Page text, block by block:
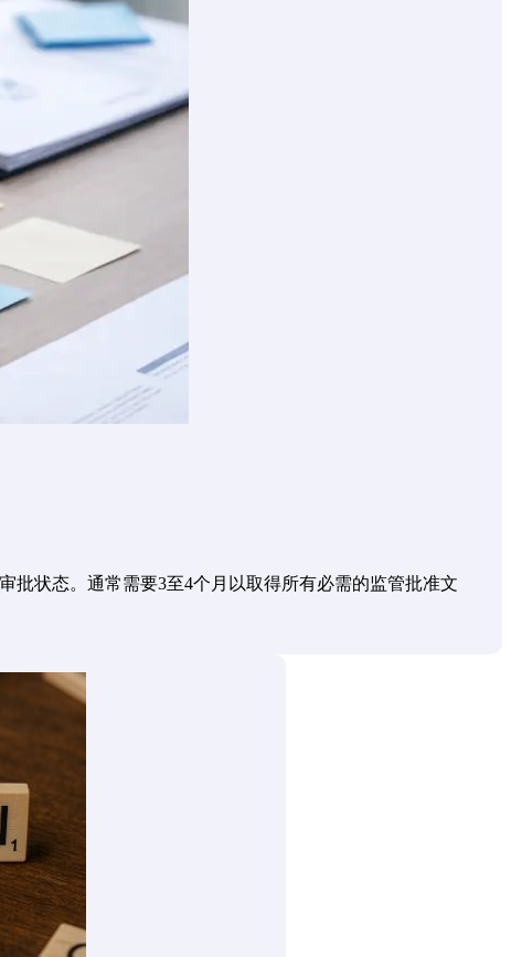
批状态。通常需要3至4个月以取得所有必需的监管批准文